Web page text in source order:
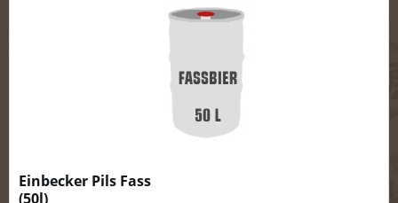
Einbecker Pils Fass
(50l)